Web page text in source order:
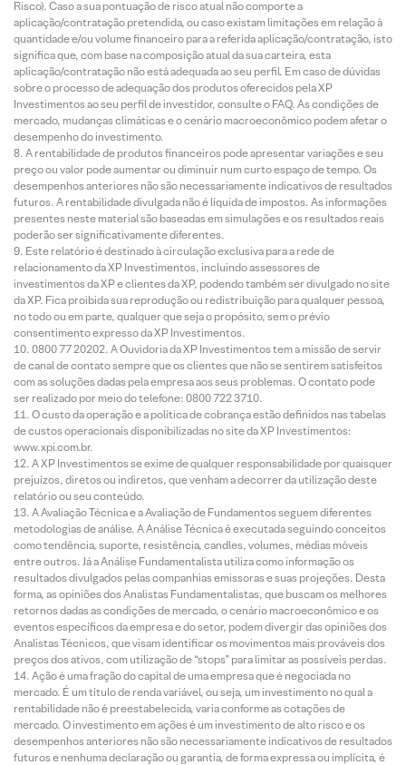
Risco). Caso a sua pontuação de risco atual não comporte a
aplicação/contratação pretendida, ou caso existam limitações em relação à
quantidade e/ou volume financeiro para a referida aplicação/contratação, isto
significa que, com base na composição atual da sua carteira, esta
aplicação/contratação não está adequada ao seu perfil. Em caso de dúvidas
sobre o processo de adequação dos produtos oferecidos pela XP
Investimentos ao seu perfil de investidor, consulte o FAQ. As condições de
mercado, mudanças climáticas e o cenário macroeconômico podem afetar o
desempenho do investimento.
A rentabilidade de produtos financeiros pode apresentar variações e seu
preço ou valor pode aumentar ou diminuir num curto espaço de tempo. Os
desempenhos anteriores não são necessariamente indicativos de resultados
futuros. A rentabilidade divulgada não é líquida de impostos. As informações
presentes neste material são baseadas em simulações e os resultados reais
poderão ser significativamente diferentes.
Este relatório é destinado à circulação exclusiva para a rede de
relacionamento da XP Investimentos, incluindo assessores de
investimentos da XP e clientes da XP, podendo também ser divulgado no site
da XP. Fica proibida sua reprodução ou redistribuição para qualquer pessoa,
no todo ou em parte, qualquer que seja o propósito, sem o prévio
consentimento expresso da XP Investimentos.
0800 77 20202. A Ouvidoria da XP Investimentos tem a missão de servir
de canal de contato sempre que os clientes que não se sentirem satisfeitos
com as soluções dadas pela empresa aos seus problemas. O contato pode
ser realizado por meio do telefone: 0800 722 3710.
O custo da operação e a política de cobrança estão definidos nas tabelas
de custos operacionais disponibilizadas no site da XP Investimentos:
www.xpi.com.br.
A XP Investimentos se exime de qualquer responsabilidade por quaisquer
prejuízos, diretos ou indiretos, que venham a decorrer da utilização deste
relatório ou seu conteúdo.
A Avaliação Técnica e a Avaliação de Fundamentos seguem diferentes
metodologias de análise. A Análise Técnica é executada seguindo conceitos
como tendência, suporte, resistência, candles, volumes, médias móveis
entre outros. Já a Análise Fundamentalista utiliza como informação os
resultados divulgados pelas companhias emissoras e suas projeções. Desta
forma, as opiniões dos Analistas Fundamentalistas, que buscam os melhores
retornos dadas as condições de mercado, o cenário macroeconômico e os
eventos específicos da empresa e do setor, podem divergir das opiniões dos
Analistas Técnicos, que visam identificar os movimentos mais prováveis dos
preços dos ativos, com utilização de “stops” para limitar as possíveis perdas.
Ação é uma fração do capital de uma empresa que é negociada no
mercado. É um título de renda variável, ou seja, um investimento no qual a
rentabilidade não é preestabelecida, varia conforme as cotações de
mercado. O investimento em ações é um investimento de alto risco e os
desempenhos anteriores não são necessariamente indicativos de resultados
futuros e nenhuma declaração ou garantia, de forma expressa ou implícita, é